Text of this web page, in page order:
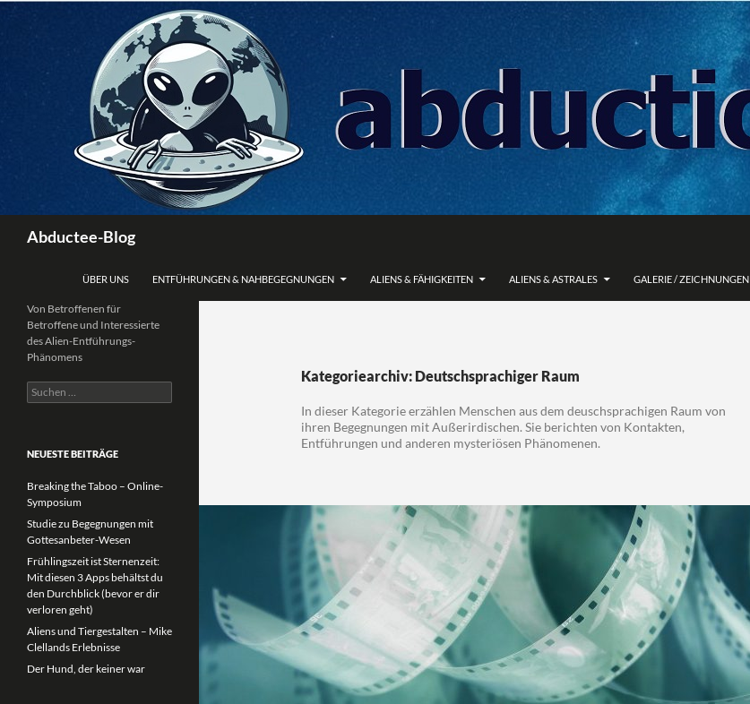
Zum
Abductee-Blog
ÜBER UNS ENTFÜHRUNGEN & NAHBEGEGNUNGEN ALIENS & FÄHIGKEITEN ALIENS & ASTRALES GALERIE / ZEICHNUNGEN
Kategoriearchiv: Deutschsprachiger Raum
In dieser Kategorie erzählen Menschen aus dem deuschsprachigen Raum von
ihren Begegnungen mit Außerirdischen. Sie berichten von Kontakten,
Entführungen und anderen mysteriösen Phänomenen.
Von Betroffenen für
Betroffene und Interessierte
des Alien-Entführungs-
Phänomens
Suchen
nach:
NEUESTE BEITRÄGE
Breaking the Taboo – Online-
Symposium
Studie zu Begegnungen mit
Gottesanbeter-Wesen
Frühlingszeit ist Sternenzeit:
Mit diesen 3 Apps behältst du
den Durchblick (bevor er dir
verloren geht)
Aliens und Tiergestalten – Mike
Clellands Erlebnisse
Der Hund, der keiner war